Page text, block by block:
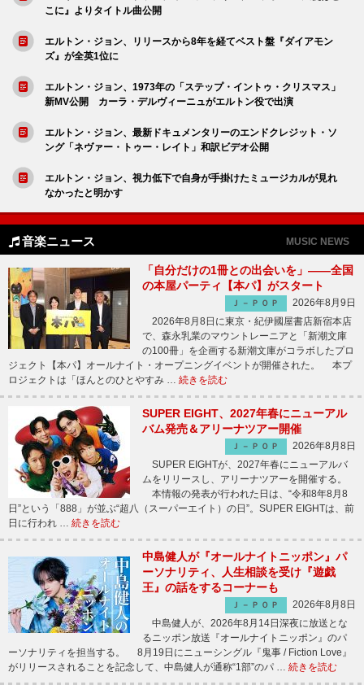
こに』よりタイトル曲公開
エルトン・ジョン、リリースから8年を経てベスト盤『ダイアモン
ズ』が全英1位に
エルトン・ジョン、1973年の「ステップ・イントゥ・クリスマス」
新MV公開 カーラ・デルヴィーニュがエルトン役で出演
エルトン・ジョン、最新ドキュメンタリーのエンドクレジット・ソ
ング「ネヴァー・トゥー・レイト」和訳ビデオ公開
エルトン・ジョン、視力低下で自身が手掛けたミュージカルが見れ
なかったと明かす
音楽ニュース MUSIC NEWS
「自分だけの1冊との出会いを」――全国
の本屋パーティ【本パ】がスタート
Ｊ－ＰＯＰ
2026年8月9日
2026年8月8日に東京・紀伊國屋書店新宿本店
で、森永乳業のマウントレーニアと「新潮文庫
の100冊」を企画する新潮文庫がコラボしたプロ
ジェクト【本パ】オールナイト・オープニングイベントが開催された。 本プ
ロジェクトは「ほんとのひとやすみ … 続きを読む
SUPER EIGHT、2027年春にニューアル
バム発売＆アリーナツアー開催
Ｊ－ＰＯＰ
2026年8月8日
SUPER EIGHTが、2027年春にニューアルバ
ムをリリースし、アリーナツアーを開催する。
本情報の発表が行われた日は、“令和8年8月8
日”という「888」が並ぶ“超八（スーパーエイト）の日”。SUPER EIGHTは、前
日に行われ … 続きを読む
中島健人が『オールナイトニッポン』パ
ーソナリティ、人生相談を受け『遊戯
王』の話をするコーナーも
Ｊ－ＰＯＰ
2026年8月8日
中島健人が、2026年8月14日深夜に放送とな
るニッポン放送『オールナイトニッポン』のパ
ーソナリティを担当する。 8月19日にニューシングル『鬼事 / Fiction Love』
がリリースされることを記念して、中島健人が通称“1部”のパ … 続きを読む